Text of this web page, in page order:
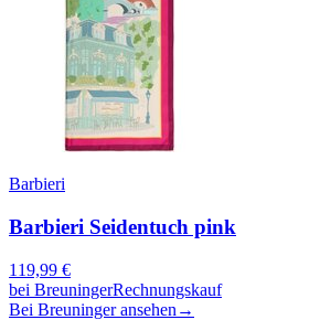
Barbieri
Barbieri Seidentuch pink
119,99 €
bei BreuningerRechnungskauf
Bei Breuninger ansehen →